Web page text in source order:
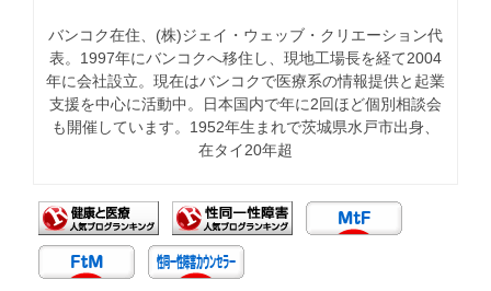
バンコク在住、(株)ジェイ・ウェッブ・クリエーション代
表。1997年にバンコクへ移住し、現地工場長を経て2004
年に会社設立。現在はバンコクで医療系の情報提供と起業
支援を中心に活動中。日本国内で年に2回ほど個別相談会
も開催しています。1952年生まれで茨城県水戸市出身、
在タイ20年超